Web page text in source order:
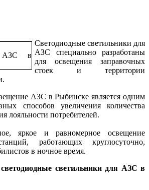
Светодиодные светильники для
АЗС специально разработаны
для освещения заправочных
стоек и территории
АЗС в Рыбинске является одним
способов увеличения количества
лояльности потребителей.
яркое и равномерное освещение
работающих круглосуточно,
в ночное время.
светодиодные светильники для АЗС в